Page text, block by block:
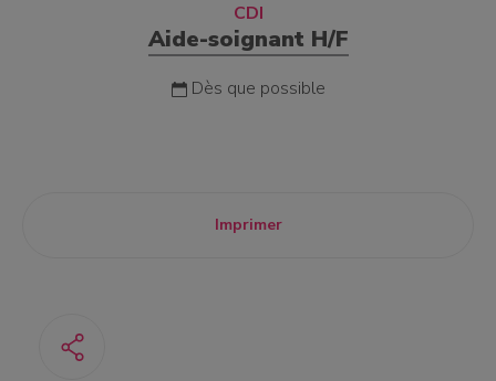
CDI
Aide-soignant H/F
Dès que possible
Imprimer